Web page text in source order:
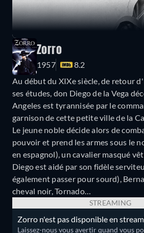
Zorro
1957
8.2
Au début du XIXe siècle, de retour
ses études, don Diego de la Vega
Angeles est tyrannisée par le
garnison de cette petite ville de la
Le jeune noble décide alors de
pouvoir et prend les armes sous le
en espagnol), un cavalier masqué
Diego est aidé par son fidèle
également passer pour sourd),
cheval noir, Tornado…
STREAMING
Zorro n'est pas disponible en
Laissez-nous vous avertir quand vous